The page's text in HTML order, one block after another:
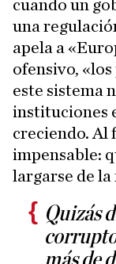
cuando un
una
apela a
ofensivo,
este sistema
instituciones
creciendo. Al
impensable:
largarse de la
Quizás